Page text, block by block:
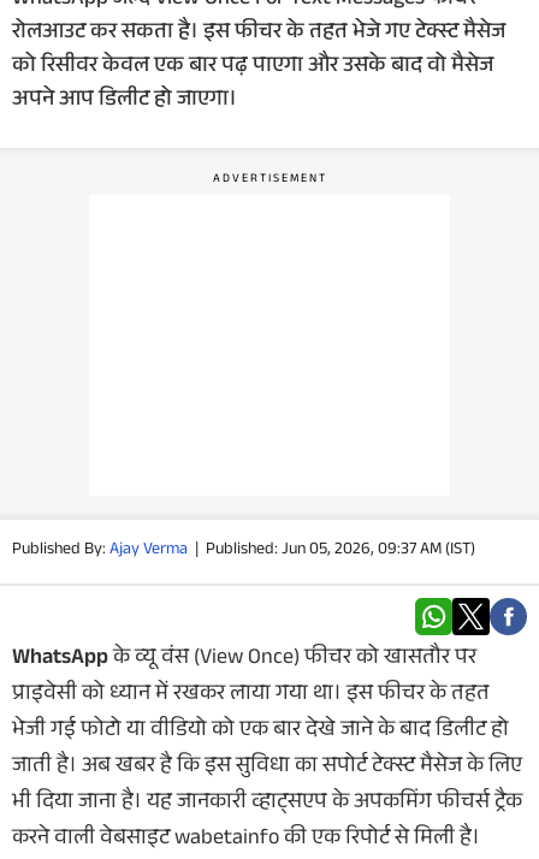
गेमिंग
रोलआउट कर सकता है। इस फीचर के तहत भेजे गए टेक्स्ट मैसेज
को रिसीवर केवल एक बार पढ़ पाएगा और उसके बाद वो मैसेज
अपने आप डिलीट हो जाएगा।
Published By:Ajay Verma | Published: Jun 05, 2026, 09:37 AM (IST)
WhatsAppके व्यू वंस (View Once) फीचर को खासतौर पर
प्राइवेसी को ध्यान में रखकर लाया गया था। इस फीचर के तहत
भेजी गई फोटो या वीडियो को एक बार देखे जाने के बाद डिलीट हो
जाती है। अब खबर है कि इस सुविधा का सपोर्ट टेक्स्ट मैसेज के लिए
भी दिया जाना है। यह जानकारी व्हाट्सएप के अपकमिंग फीचर्स ट्रैक
करने वाली वेबसाइट wabetainfo की एक रिपोर्ट से मिली है।